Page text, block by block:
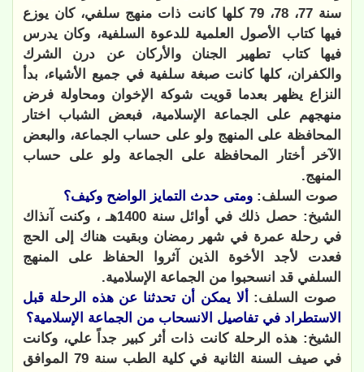
سنة 77، 78، 79 كلها كانت ذات منهج سلفي، كان يوزع
فيها كتاب الأصول العلمية للدعوة السلفية، وكان يدرس
فيها كتاب تطهير الجنان والأركان عن درن الشرك
والكفران، كلها كانت صبغة سلفية في جميع الأشياء، بدأ
النزاع يظهر بعدما قويت شوكة الإخوان ومحاولة فرض
منهجهم على الجماعة الإسلامية، فبعض الشباب اختار
المحافظة على المنهج ولو على حساب الجماعة، والبعض
الآخر أختار المحافظة على الجماعة ولو على حساب
المنهج.
صوت السلف: ومتى حدث التمايز الواضح وكيف؟
الشيخ: حصل ذلك في أوائل سنة 1400هـ ، وكنت آنذاك
في رحلة عمرة في شهر رمضان وبقيت هناك إلى الحج
فعدت لأجد الأخوة الذين آثروا الحفاظ على المنهج
السلفي قد انسحبوا من الجماعة الإسلامية.
صوت السلف:
ألا يمكن أن تحدثنا عن هذه الرحلة قبل
الاستطراد في تفاصيل الانسحاب من الجماعة الإسلامية؟
الشيخ: هذه الرحلة كانت ذات أثر كبير جداً علي، وكانت
في صيف السنة الثانية في كلية الطب سنة 79 الموافق